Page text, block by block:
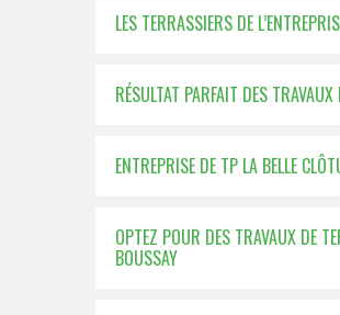
LES TERRASSIERS DE
RÉSULTAT PARFAIT DES
ENTREPRISE DE TP LA BELLE
OPTEZ POUR DES TRAVAUX DE
BOUSSAY